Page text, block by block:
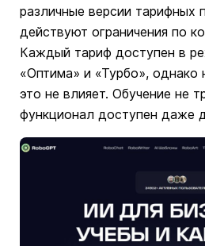
различные версии тарифных
действуют ограничения по
Каждый тариф доступен в
«Оптима» и «Турбо», однако
это не влияет. Обучение не
функционал доступен даже